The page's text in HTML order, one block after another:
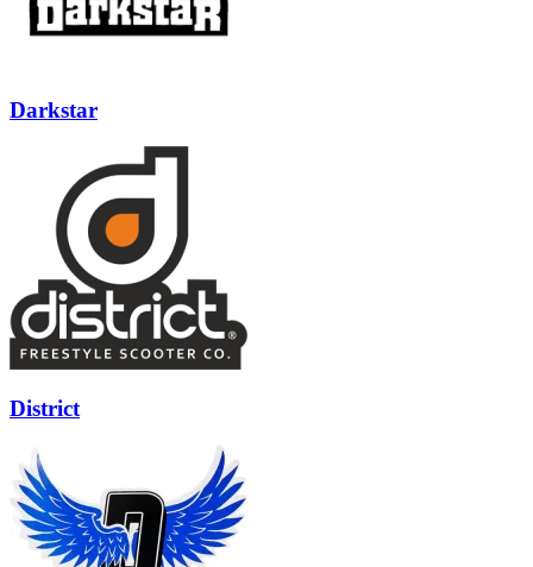
Darkstar
District